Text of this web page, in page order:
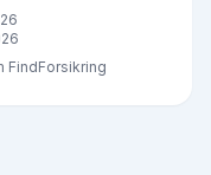
FindForsikring